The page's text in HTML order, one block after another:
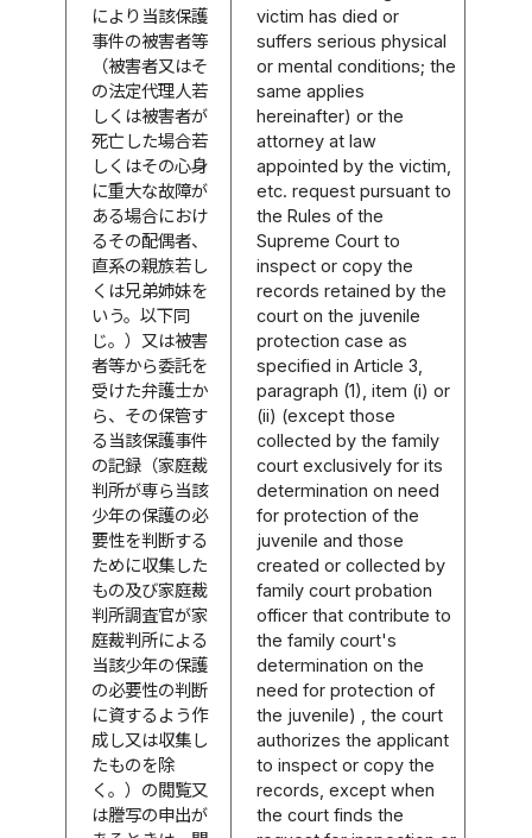
により当該保護
事件の被害者等
（被害者又はそ
の法定代理人若
しくは被害者が
死亡した場合若
しくはその心身
に重大な故障が
ある場合におけ
るその配偶者、
直系の親族若し
くは兄弟姉妹を
いう。以下同
じ。）又は被害
者等から委託を
受けた弁護士か
ら、その保管す
る当該保護事件
の記録（家庭裁
判所が専ら当該
少年の保護の必
要性を判断する
ために収集した
もの及び家庭裁
判所調査官が家
庭裁判所による
当該少年の保護
の必要性の判断
に資するよう作
成し又は収集し
たものを除
く。）の閲覧又
は謄写の申出が
victim has died or
suffers serious physical
or mental conditions; the
same applies
hereinafter) or the
attorney at law
appointed by the victim,
etc. request pursuant to
the Rules of the
Supreme Court to
inspect or copy the
records retained by the
court on the juvenile
protection case as
specified in Article 3,
paragraph (1), item (i) or
(ii) (except those
collected by the family
court exclusively for its
determination on need
for protection of the
juvenile and those
created or collected by
family court probation
officer that contribute to
the family court's
determination on the
need for protection of
the juvenile) , the court
authorizes the applicant
to inspect or copy the
records, except when
the court finds the